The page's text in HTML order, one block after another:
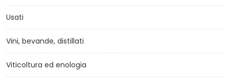
Usati
Vini, bevande, distillati
Viticoltura ed enologia